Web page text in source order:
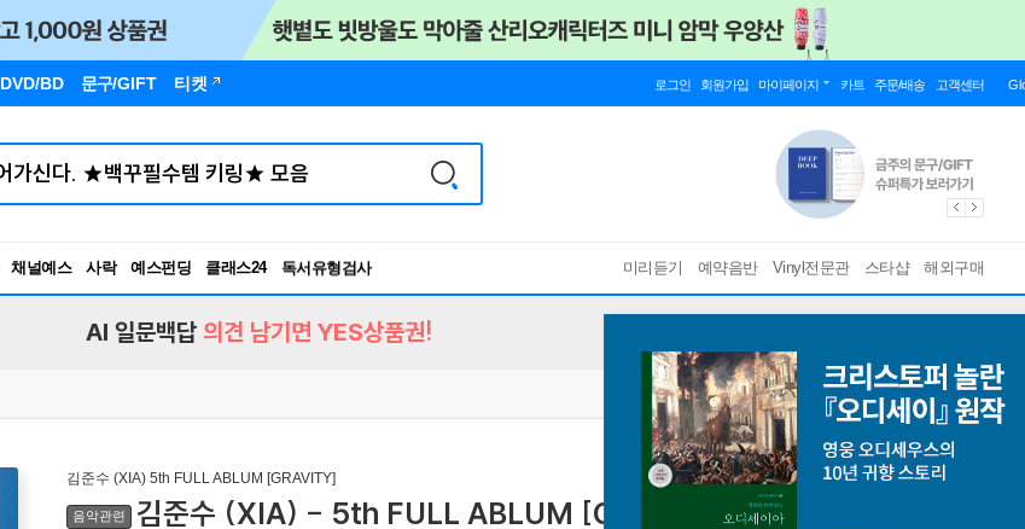
DVD/BD 문구/GIFT 티켓 로그인 회원가입 마이페이지 카트 주문/배송 고객센터
채널예스 사락 예스펀딩 클래스24
독서유형검사
RBTI Lab
미리듣기 예약음반 Vinyl전문관 스타샵 해외구매
AI 일문백답 의견 남기면 YES상품권!
김준수 (XIA) 5th FULL ABLUM [GRAVITY]
음악관련
김준수 (XIA) - 5th FULL ABLUM [GRAVITY][KEYRING Ver.]